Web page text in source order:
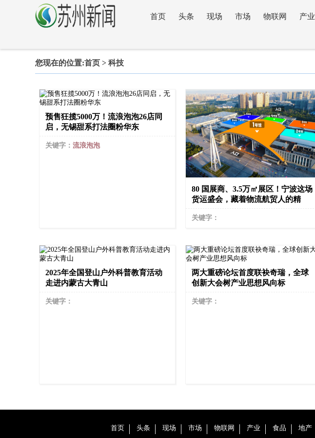
首页 头条 现场 市场 物联网 产业
政策
您现在的位置:首页 > 科技
预售狂揽5000万！流浪泡泡26店同
启，无锡甜系打法圈粉华东
关键字： 流浪泡泡
80 国展商、3.5万㎡展区！宁波这场
货运盛会，藏着物流航贸人的精
关键字：
2025年全国登山户外科普教育活动
走进内蒙古大青山
关键字：
两大重磅论坛首度联袂奇瑞，全球
创新大会树产业思想风向标
关键字：
首页 头条 现场 市场 物联网 产业 食品 地产